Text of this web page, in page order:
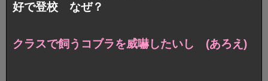
好で登校 なぜ？
クラスで飼うコブラを威嚇したいし (あろえ)